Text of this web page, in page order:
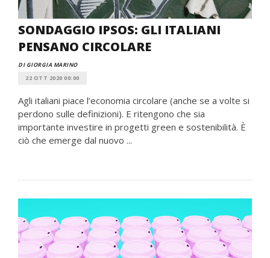
SONDAGGIO IPSOS: GLI ITALIANI
PENSANO CIRCOLARE
DI GIORGIA MARINO
22 OTT 2020 00:00
Agli italiani piace l’economia circolare (anche se a volte si
perdono sulle definizioni). E ritengono che sia
importante investire in progetti green e sostenibilità. È
ciò che emerge dal nuovo ...